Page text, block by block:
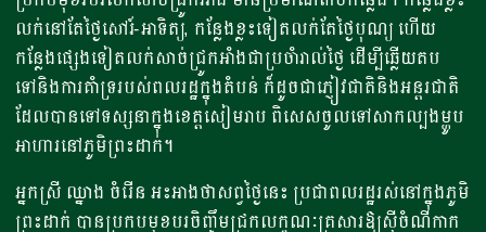
លក់នៅតែថ្ងៃសៅរ៍-អាទិត្យ, កន្លែងខ្លះទៀតលក់តែថ្ងៃបុណ្យ ហើយ
កន្លែងផ្សេងទៀតលក់សាច់ជ្រូកអាំងជាប្រចាំរាល់ថ្ងៃ ដើម្បីឆ្លើយតប
ទៅនិងការគាំទ្ររបស់ពលរដ្ឋក្នុងតំបន់ ក៏ដូចជាភ្ញៀវជាតិនិងអន្តរជាតិ
ដែលបានទៅទស្សនាក្នុងខេត្តសៀមរាប ពិសេសចូលទៅសាកល្បងម្ហូប
អាហារនៅភូមិព្រះដាក់។
អ្នកស្រី ឈ្នាង ចំរើន អះអាងថាសព្វថ្ងៃនេះ ប្រជាពលរដ្ឋរស់នៅក្នុងភូមិ
ព្រះដាក់ បានប្រកបមុខបរចិញ្ចឹមជ្រូកលក្ខណៈគ្រួសារឱ្យស៊ីចំណីកាក